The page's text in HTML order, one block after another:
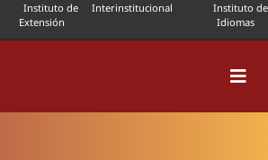
Instituto de
Extensión
Interinstitucional
Instituto de
Idiomas